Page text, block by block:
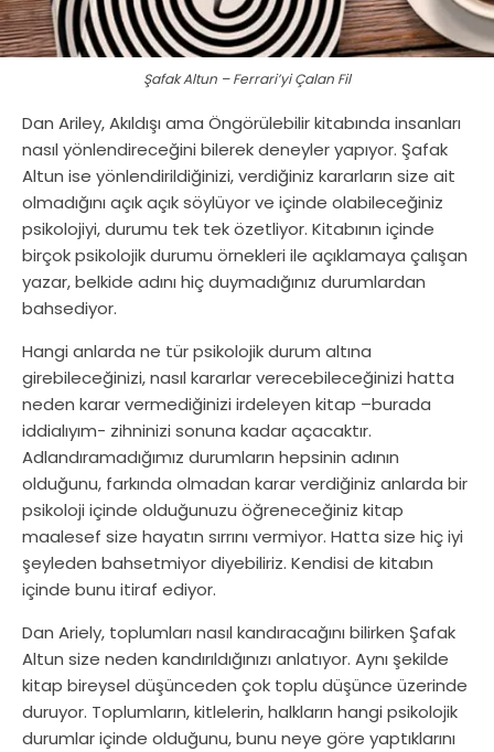
Şafak Altun – Ferrari’yi Çalan Fil
Dan Ariley, Akıldışı ama Öngörülebilir kitabında insanları
nasıl yönlendireceğini bilerek deneyler yapıyor. Şafak
Altun ise yönlendirildiğinizi, verdiğiniz kararların size ait
olmadığını açık açık söylüyor ve içinde olabileceğiniz
psikolojiyi, durumu tek tek özetliyor. Kitabının içinde
birçok psikolojik durumu örnekleri ile açıklamaya çalışan
yazar, belkide adını hiç duymadığınız durumlardan
bahsediyor.
Hangi anlarda ne tür psikolojik durum altına
girebileceğinizi, nasıl kararlar verecebileceğinizi hatta
neden karar vermediğinizi irdeleyen kitap –burada
iddialıyım- zihninizi sonuna kadar açacaktır.
Adlandıramadığımız durumların hepsinin adının
olduğunu, farkında olmadan karar verdiğiniz anlarda bir
psikoloji içinde olduğunuzu öğreneceğiniz kitap
maalesef size hayatın sırrını vermiyor. Hatta size hiç iyi
şeyleden bahsetmiyor diyebiliriz. Kendisi de kitabın
içinde bunu itiraf ediyor.
Dan Ariely, toplumları nasıl kandıracağını bilirken Şafak
Altun size neden kandırıldığınızı anlatıyor. Aynı şekilde
kitap bireysel düşünceden çok toplu düşünce üzerinde
duruyor. Toplumların, kitlelerin, halkların hangi psikolojik
durumlar içinde olduğunu, bunu neye göre yaptıklarını